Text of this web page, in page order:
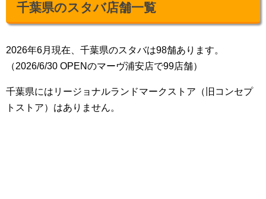
千葉県のスタバ店舗一覧
2026年6月現在、千葉県のスタバは98舗あります。
（2026/6/30 OPENのマーヴ浦安店で99店舗）
千葉県にはリージョナルランドマークストア（旧コンセプ
トストア）はありません。